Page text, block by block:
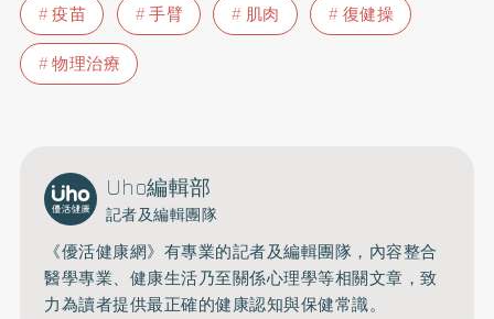
疫苗 手臂 肌肉
復健操
物理治療
Uho編輯部
記者及編輯團隊
《優活健康網》有專業的記者及編輯團隊，內容整合
醫學專業、健康生活乃至關係心理學等相關文章，致
力為讀者提供最正確的健康認知與保健常識。